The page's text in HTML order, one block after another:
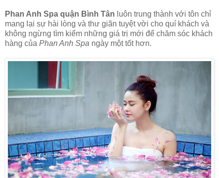
Phan Anh Spa quận Bình Tân luôn trung thành với tôn chỉ
mang lại sự hài lòng và thư giãn tuyệt vời cho quí khách và
không ngừng tìm kiếm những giá trị mới để chăm sóc khách
hàng của Phan Anh Spa ngày một tốt hơn.